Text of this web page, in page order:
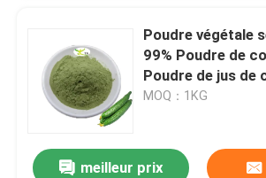
Poudre végétale
99% Poudre de
Poudre de jus de
MOQ：1KG
meilleur prix